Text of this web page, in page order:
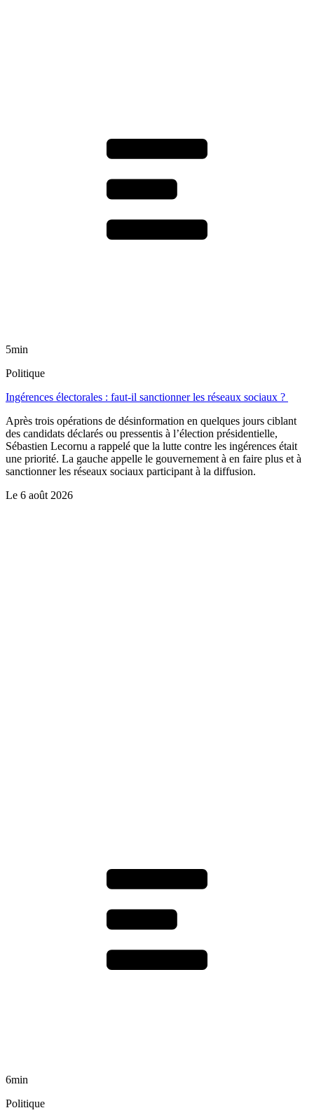
5min
Politique
Ingérences électorales : faut-il sanctionner les réseaux sociaux ?
Après trois opérations de désinformation en quelques jours ciblant
des candidats déclarés ou pressentis à l’élection présidentielle,
Sébastien Lecornu a rappelé que la lutte contre les ingérences était
une priorité. La gauche appelle le gouvernement à en faire plus et à
sanctionner les réseaux sociaux participant à la diffusion.
Le 6 août 2026
6min
Politique